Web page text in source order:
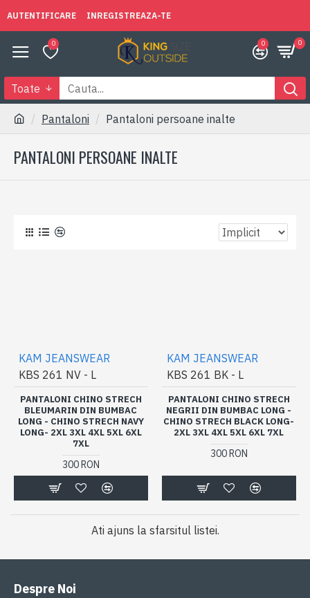
AUTENTIFICARE INREGISTREAZA-TE
0 0 0
Toate
Pantaloni Pantaloni persoane inalte
PANTALONI PERSOANE INALTE
KAM JEANSWEAR
KBS 261 NV - L
PANTALONI CHINO STRECH
BLEUMARIN DIN BUMBAC
LONG - CHINO STRECH NAVY
LONG- 2XL 3XL 4XL 5XL 6XL
7XL
300 RON
KAM JEANSWEAR
KBS 261 BK - L
PANTALONI CHINO STRECH
NEGRII DIN BUMBAC LONG -
CHINO STRECH BLACK LONG-
2XL 3XL 4XL 5XL 6XL 7XL
300 RON
Ati ajuns la sfarsitul listei.
Despre Noi